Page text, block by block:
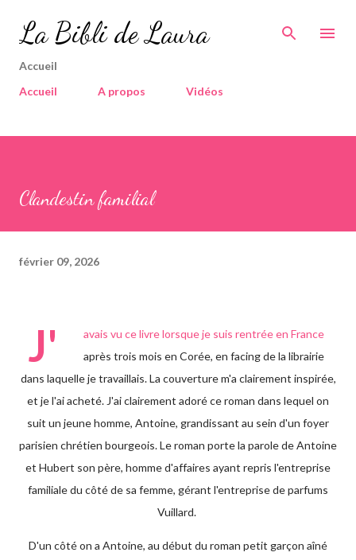
Accéder au contenu principal
La Bibli de Laura
Accueil
Accueil
A propos Vidéos
Clandestin familial
février 09, 2026
J'
avais vu ce livre lorsque je suis rentrée en France
après trois mois en Corée, en facing de la librairie
dans laquelle je travaillais. La couverture m'a clairement inspirée,
et je l'ai acheté. J'ai clairement adoré ce roman dans lequel on
suit un jeune homme, Antoine, grandissant au sein d'un foyer
parisien chrétien bourgeois. Le roman porte la parole de Antoine
et Hubert son père, homme d'affaires ayant repris l'entreprise
familiale du côté de sa femme, gérant l'entreprise de parfums
Vuillard.
D'un côté on a Antoine, au début du roman petit garçon aîné